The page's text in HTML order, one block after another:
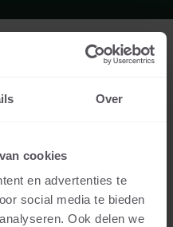
Over
cookies
en advertenties te
social media te bieden
Ook delen we